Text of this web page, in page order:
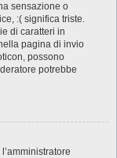
sensazione o
:( significa triste.
di caratteri in
pagina di invio
possono
potrebbe